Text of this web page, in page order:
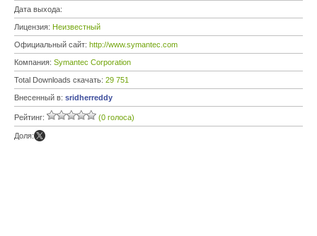
Дата выхода:
Лицензия: Неизвестный
Официальный сайт: http://www.symantec.com
Компания: Symantec Corporation
Total Downloads скачать: 29 751
Внесенный в: sridherreddy
Рейтинг: (0 голоса)
Доля: